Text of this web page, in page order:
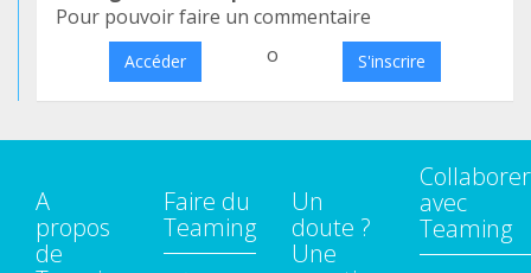
Pour pouvoir faire un commentaire
Accéder o S'inscrire
A
propos
de
Faire du
Teaming
Un
doute ?
Une
Collaborer
avec
Teaming